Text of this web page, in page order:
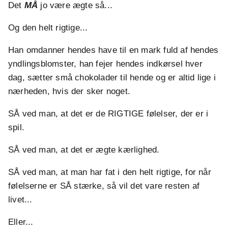
Det MÅ jo være ægte så...
Og den helt rigtige...
Han omdanner hendes have til en mark fuld af hendes
yndlingsblomster, han fejer hendes indkørsel hver
dag, sætter små chokolader til hende og er altid lige i
nærheden, hvis der sker noget.
SÅ ved man, at det er de RIGTIGE følelser, der er i
spil.
SÅ ved man, at det er ægte kærlighed.
SÅ ved man, at man har fat i den helt rigtige, for når
følelserne er SÅ stærke, så vil det vare resten af
livet...
Eller...